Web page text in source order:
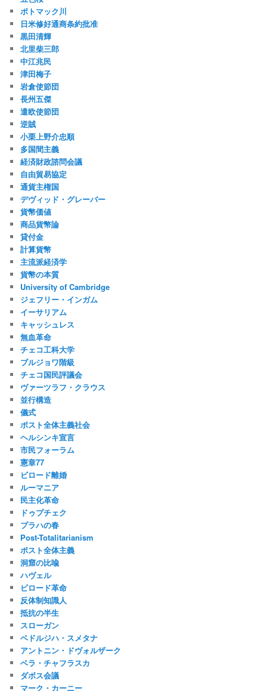
ポトマック川
日米修好通商条約批准
黒田清輝
北里柴三郎
中江兆民
津田梅子
岩倉使節団
長州五傑
遣欧使節団
逆賊
小栗上野介忠順
多国間主義
経済財政諮問会議
自由貿易協定
通貨主権国
デヴィッド・グレーバー
貨幣価値
商品貨幣論
貸付金
計算貨幣
主流派経済学
貨幣の本質
University of Cambridge
ジェフリー・インガム
イーサリアム
キャッシュレス
無血革命
チェコ工科大学
ブルジョワ階級
チェコ国民評議会
ヴァーツラフ・クラウス
並行構造
儀式
ポスト全体主義社会
ヘルシンキ宣言
市民フォーラム
憲章77
ビロード離婚
ルーマニア
民主化革命
ドゥプチェク
プラハの春
Post-Totalitarianism
ポスト全体主義
洞窟の比喩
ハヴェル
ビロード革命
反体制知識人
抵抗の半生
スローガン
ベドルジハ・スメタナ
アントニン・ドヴォルザーク
ベラ・チャフラスカ
ダボス会議
マーク・カーニー